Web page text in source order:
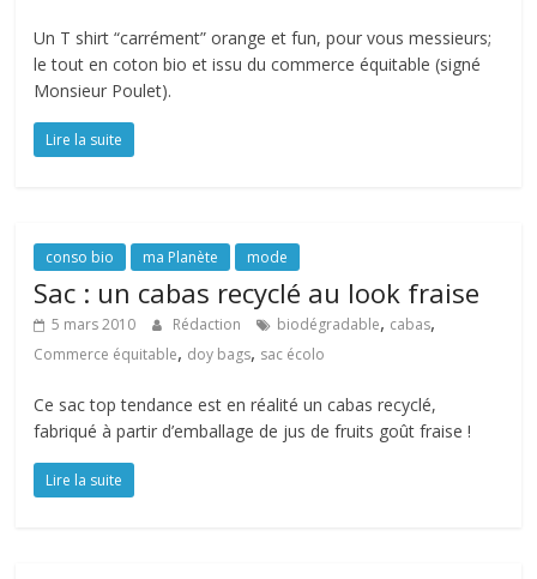
Un T shirt “carrément” orange et fun, pour vous messieurs;
le tout en coton bio et issu du commerce équitable (signé
Monsieur Poulet).
Lire la suite
conso bio ma Planète mode
Sac : un cabas recyclé au look fraise
5 mars 2010 Rédaction biodégradable, cabas,
Commerce équitable, doy bags, sac écolo
Ce sac top tendance est en réalité un cabas recyclé,
fabriqué à partir d’emballage de jus de fruits goût fraise !
Lire la suite